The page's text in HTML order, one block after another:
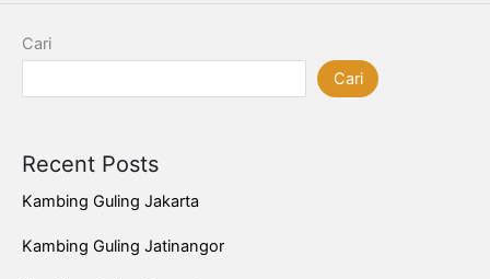
Cari
Cari
Recent Posts
Kambing Guling Jakarta
Kambing Guling Jatinangor